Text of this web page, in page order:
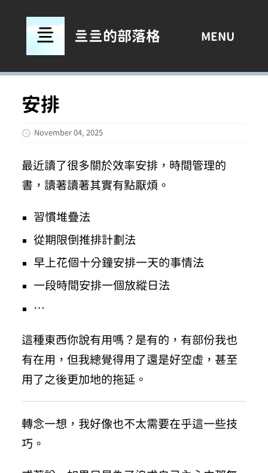
亖亖的部落格 MENU
安排
November 04, 2025
最近讀了很多關於效率安排，時間管理的
書，讀著讀著其實有點厭煩。
習慣堆疊法
從期限倒推排計劃法
早上花個十分鐘安排一天的事情法
一段時間安排一個放縱日法
…
這種東西你說有用嗎？是有的，有部份我也
有在用，但我總覺得用了還是好空虛，甚至
用了之後更加地的拖延。
轉念一想，我好像也不太需要在乎這一些技
巧。